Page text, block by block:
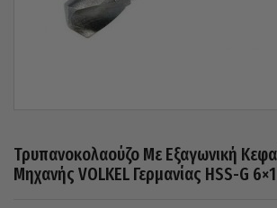
Τρυπανοκολαούζο Με Εξαγωνική
Μηχανής VOLKEL Γερμανίας HSS-G 6×1